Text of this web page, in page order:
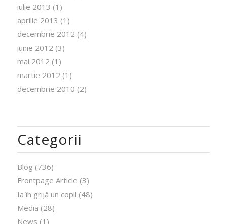
iulie 2013 (1)
aprilie 2013 (1)
decembrie 2012 (4)
iunie 2012 (3)
mai 2012 (1)
martie 2012 (1)
decembrie 2010 (2)
Categorii
Blog (736)
Frontpage Article (3)
Ia în grijă un copil (48)
Media (28)
News (1)